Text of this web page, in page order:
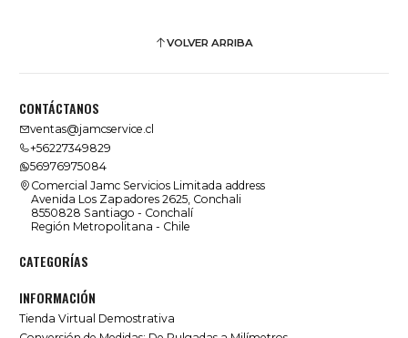
VOLVER ARRIBA
CONTÁCTANOS
ventas@jamcservice.cl
+56227349829
56976975084
Comercial Jamc Servicios Limitada address
Avenida Los Zapadores 2625, Conchali
8550828 Santiago - Conchalí
Región Metropolitana - Chile
CATEGORÍAS
INFORMACIÓN
Tienda Virtual Demostrativa